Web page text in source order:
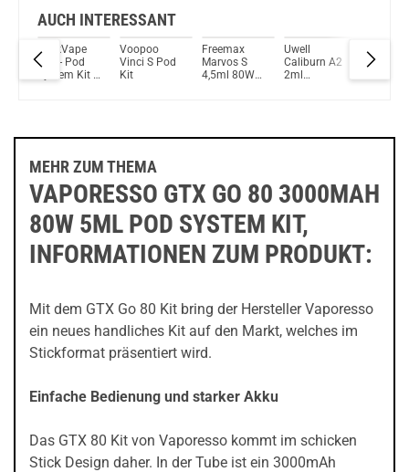
BD Vape Rayden 100 Box Mod Soft Gold
Du willst Kröten sparen?
Schau mal hier!
Suorin Trio85 5ml 85 W Pod System Kit Blau
AUCH INTERESSANT
GeekVape
S30 - Pod
System Kit -
Voopoo
Vinci S Pod
Kit
Freemax
Marvos S
4,5ml 80W
Uwell
Caliburn A2
2ml
Luxe XR
MEHR ZUM THEMA
VAPORESSO GTX GO 80 3000MAH
80W 5ML POD SYSTEM KIT,
INFORMATIONEN ZUM PRODUKT:
Mit dem GTX Go 80 Kit bring der Hersteller Vaporesso
ein neues handliches Kit auf den Markt, welches im
Stickformat präsentiert wird.
Einfache Bedienung und starker Akku
Das GTX 80 Kit von Vaporesso kommt im schicken
Stick Design daher. In der Tube ist ein 3000mAh